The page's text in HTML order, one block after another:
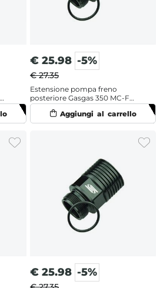
€ 25.98 -5%
€ 27.35
Estensione pompa freno
posteriore Gasgas 350 MC-F
(2022-2024)
€ 25.98 -5%